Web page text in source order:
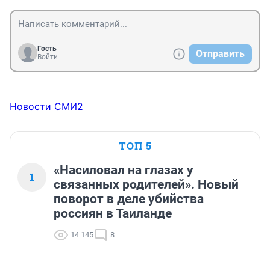
Гость
Войти
Отправить
Новости СМИ2
ТОП 5
1
«Насиловал на глазах у
связанных родителей». Новый
поворот в деле убийства
россиян в Таиланде
14 145 8